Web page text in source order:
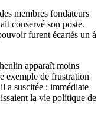
membres fondateurs
conservé son poste.
furent écartés un à
apparaît moins
exemple de frustration
a suscitée : immédiate
la vie politique de